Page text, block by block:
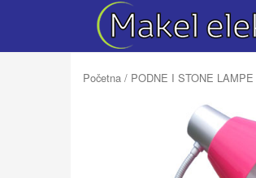
Početna / PODNE I STONE LAMPE